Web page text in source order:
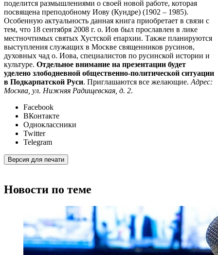
поделится размышлениями о своей новой работе, которая
посвящена преподобному Иову (Кундре) (1902 – 1985).
Особенную актуальность данная книга приобретает в связи с
тем, что 18 сентября 2008 г. о. Иов был прославлен в лике
местночтимых святых Хустской епархии. Также планируются
выступления служащих в Москве священников русинов,
духовных чад о. Иова, специалистов по русинской истории и
культуре. Отдельное внимание на презентации будет
уделено злободневной общественно-политической ситуации
в Подкарпатской Руси. Приглашаются все желающие. Адрес:
Москва, ул. Нижняя Радищевская, д. 2.
Facebook
ВКонтакте
Одноклассники
Twitter
Telegram
Версия для печати
Новости по теме